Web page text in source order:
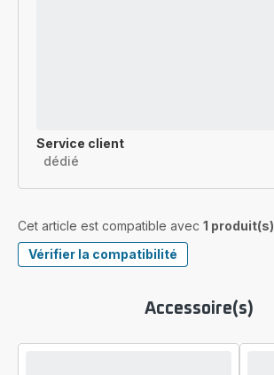
Service client
dédié
Cet article est compatible avec 1 produit(s)
Vérifier la compatibilité
Accessoire(s)